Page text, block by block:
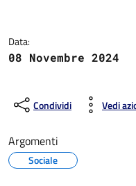
Data:
08 Novembre 2024
Condividi Vedi
Argomenti
Sociale